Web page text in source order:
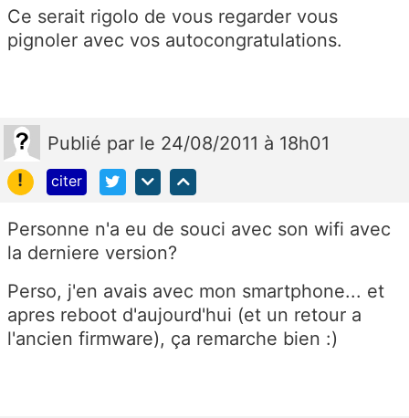
Ce serait rigolo de vous regarder vous
pignoler avec vos autocongratulations.
Publié par le 24/08/2011 à 18h01
!
citer
Personne n'a eu de souci avec son wifi avec
la derniere version?
Perso, j'en avais avec mon smartphone... et
apres reboot d'aujourd'hui (et un retour a
l'ancien firmware), ça remarche bien :)